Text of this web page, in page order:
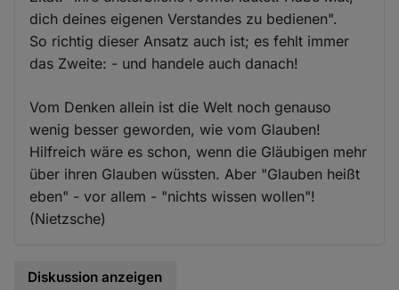
dich deines eigenen Verstandes zu bedienen".
So richtig dieser Ansatz auch ist; es fehlt immer
das Zweite: - und handele auch danach!
Vom Denken allein ist die Welt noch genauso
wenig besser geworden, wie vom Glauben!
Hilfreich wäre es schon, wenn die Gläubigen mehr
über ihren Glauben wüssten. Aber "Glauben heißt
eben" - vor allem - "nichts wissen wollen"!
(Nietzsche)
Diskussion anzeigen